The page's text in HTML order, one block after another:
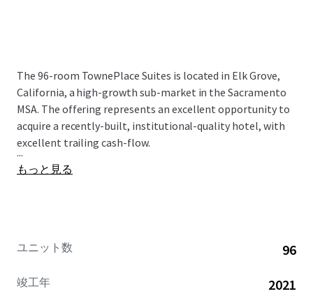
The 96-room TownePlace Suites is located in Elk Grove,
California, a high-growth sub-market in the Sacramento
MSA. The offering represents an excellent opportunity to
acquire a recently-built, institutional-quality hotel, with
excellent trailing cash-flow.
...
もっと見る
ユニット数 96
竣工年 2021